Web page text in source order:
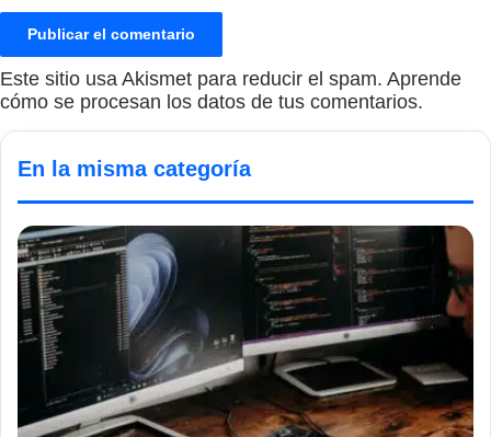
Este sitio usa Akismet para reducir el spam. Aprende
cómo se procesan los datos de tus comentarios.
En la misma categoría